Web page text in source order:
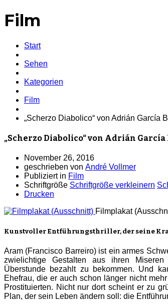
Film
Start
Sehen
Kategorien
Film
„Scherzo Diabolico“ von Adrián García
„Scherzo Diabolico“ von Adrián
November 26, 2016
geschrieben von André Vollmer
Publiziert in Film
Schriftgröße Schriftgröße verkleinern
Drucken
Filmplakat
Kunstvoller Entführungsthriller, der seine
Aram (Francisco Barreiro) ist ein armes
zwielichtige Gestalten aus ihren
Überstunde bezahlt zu bekommen. Und
Ehefrau, die er auch schon länger nicht
Prostituierten. Nicht nur dort scheint er zu
Plan, der sein Leben ändern soll: die